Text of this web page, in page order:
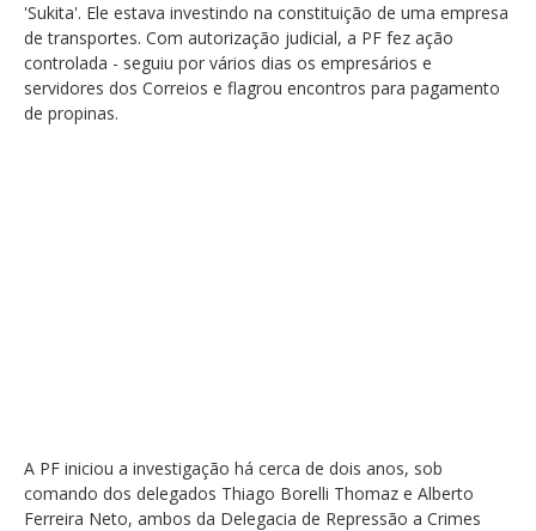
'Sukita'. Ele estava investindo na constituição de uma empresa
de transportes. Com autorização judicial, a PF fez ação
controlada - seguiu por vários dias os empresários e
servidores dos Correios e flagrou encontros para pagamento
de propinas.
A PF iniciou a investigação há cerca de dois anos, sob
comando dos delegados Thiago Borelli Thomaz e Alberto
Ferreira Neto, ambos da Delegacia de Repressão a Crimes